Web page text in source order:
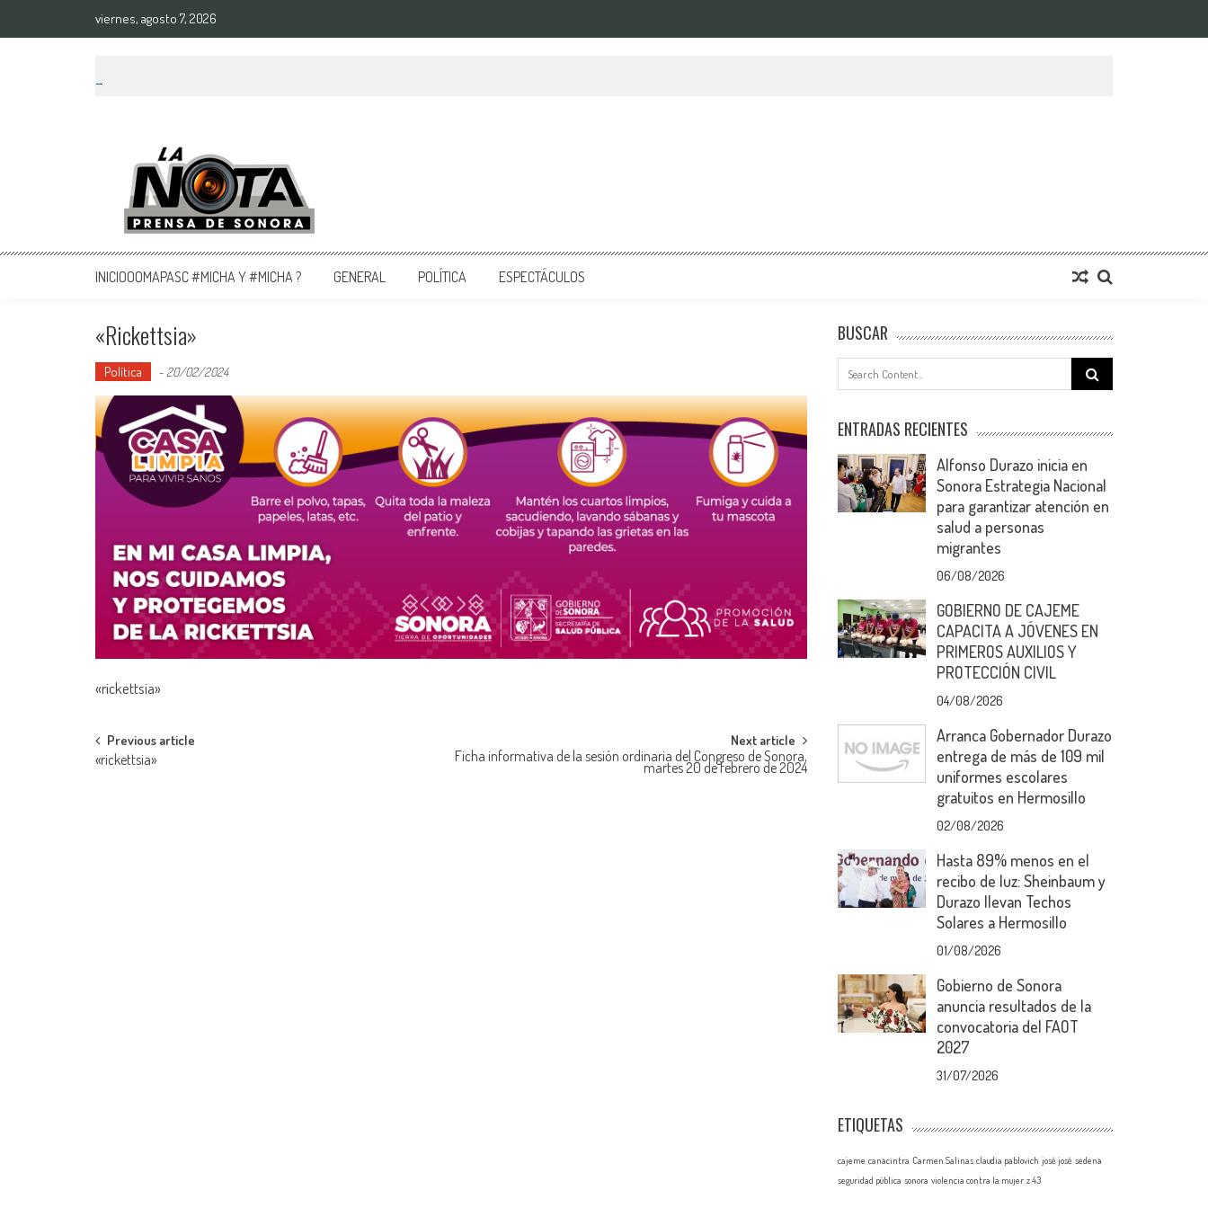
viernes, agosto 7, 2026
La Nota Prensa De Sonora
Noticias del día
INICIOOOMAPASC #MICHA Y #MICHA ? GENERAL POLÍTICA ESPECTÁCULOS
«rickettsia»
Política - 20/02/2024
«rickettsia»
Post
Previous article
«rickettsia»
Next article
Ficha informativa de la sesión ordinaria del Congreso de Sonora,
martes 20 de febrero de 2024
BUSCAR
Search
for:
ENTRADAS RECIENTES
Alfonso Durazo inicia en
Sonora Estrategia Nacional
para garantizar atención en
salud a personas
migrantes
06/08/2026
GOBIERNO DE CAJEME
CAPACITA A JÓVENES EN
PRIMEROS AUXILIOS Y
PROTECCIÓN CIVIL
04/08/2026
Arranca Gobernador Durazo
entrega de más de 109 mil
uniformes escolares
gratuitos en Hermosillo
02/08/2026
Hasta 89% menos en el
recibo de luz: Sheinbaum y
Durazo llevan Techos
Solares a Hermosillo
01/08/2026
Gobierno de Sonora
anuncia resultados de la
convocatoria del FAOT
2027
31/07/2026
ETIQUETAS
cajeme canacintra Carmen Salinas claudia pablovich josé josé sedena
seguridad pública sonora violencia contra la mujer z 43